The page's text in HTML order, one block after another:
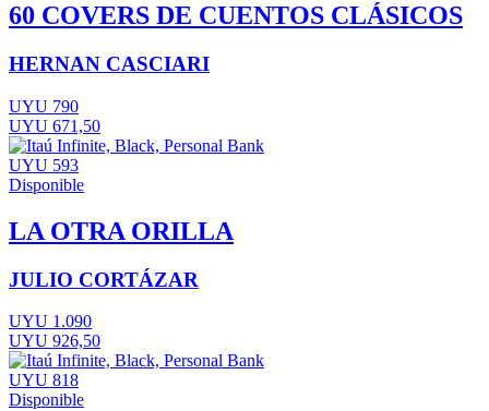
60 COVERS DE CUENTOS CLÁSICOS
HERNAN CASCIARI
UYU 790
UYU 671,50
UYU 593
Disponible
LA OTRA ORILLA
JULIO CORTÁZAR
UYU 1.090
UYU 926,50
UYU 818
Disponible